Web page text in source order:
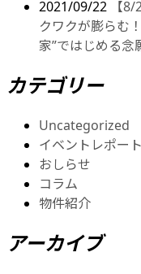
2021/09/22
【
クワクが膨らむ
家”ではじめる念
カテゴリー
Uncategorized
イベントレポート
おしらせ
コラム
物件紹介
アーカイブ